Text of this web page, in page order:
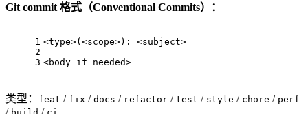
Git commit 格式（Conventional Commits）：
1
2
3
<type>(<scope>): <subject>
<body if needed>
类型： feat / fix / docs / refactor / test / style / chore / perf
/ /